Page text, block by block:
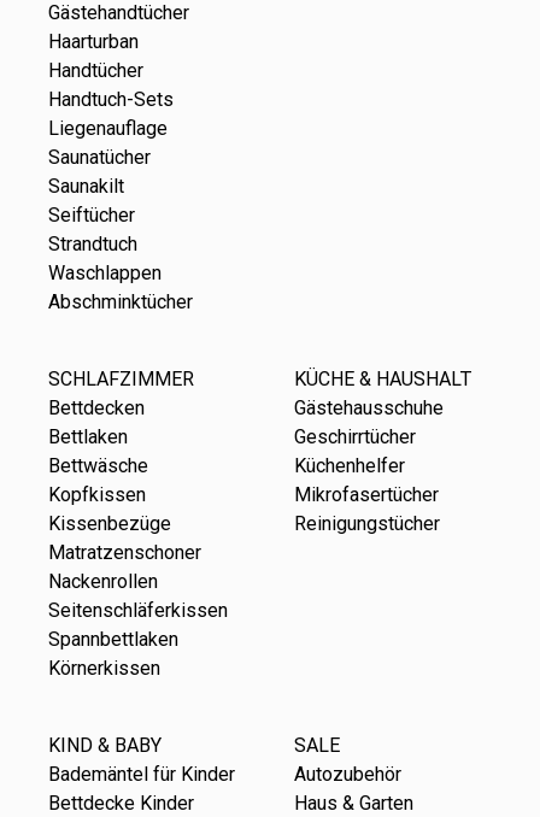
Gästehandtücher
Haarturban
Handtücher
Handtuch-Sets
Liegenauflage
Saunatücher
Saunakilt
Seiftücher
Strandtuch
Waschlappen
Abschminktücher
SCHLAFZIMMER
Bettdecken
Bettlaken
Bettwäsche
Kopfkissen
Kissenbezüge
Matratzenschoner
Nackenrollen
Seitenschläferkissen
Spannbettlaken
Körnerkissen
KÜCHE & HAUSHALT
Gästehausschuhe
Geschirrtücher
Küchenhelfer
Mikrofasertücher
Reinigungstücher
KIND & BABY
Bademäntel für Kinder
Bettdecke Kinder
SALE
Autozubehör
Haus & Garten